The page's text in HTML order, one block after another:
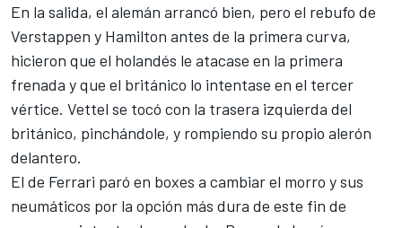
En la salida, el alemán arrancó bien, pero el rebufo de
Verstappen y Hamilton antes de la primera curva,
hicieron que el holandés le atacase en la primera
frenada y que el británico lo intentase en el tercer
vértice. Vettel se tocó con la trasera izquierda del
británico, pinchándole, y rompiendo su propio alerón
delantero.
El de Ferrari paró en boxes a cambiar el morro y sus
neumáticos por la opción más dura de este fin de